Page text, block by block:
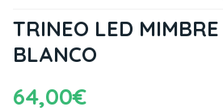
TRINEO LED
BLANCO
64,00€